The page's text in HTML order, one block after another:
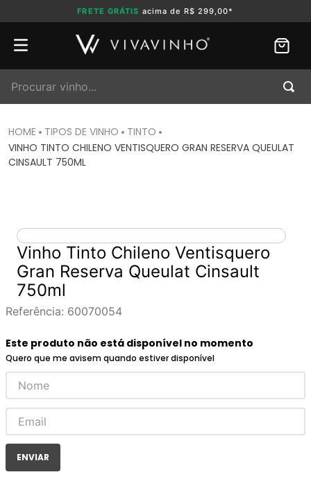
FRETE GRÁTIS acima de R$ 299,00*
TIPOS DE VINHO
TINTO
VINHO TINTO CHILENO VENTISQUERO GRAN RESERVA QUEULAT
CINSAULT 750ML
Vinho Tinto Chileno Ventisquero
Gran Reserva Queulat Cinsault
750ml
Referência: 60070054
Este produto não está disponível no momento
Quero que me avisem quando estiver disponível
ENVIAR